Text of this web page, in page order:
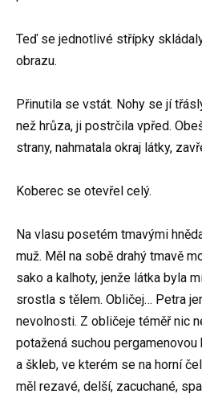
Teď se jednotlivé střípky
obrazu.
Přinutila se vstát. Nohy se jí
než hrůza, ji postrčila vpřed.
strany, nahmatala okraj látky,
Koberec se otevřel celý.
Na vlasu posetém tmavými
muž. Měl na sobě drahý tmavě
sako a kalhoty, jenže látka byla
srostla s tělem. Obličej… Petra
nevolnosti. Z obličeje téměř nic
potažená suchou
a škleb, ve kterém se na horní
měl rezavé, delší, zacuchané,